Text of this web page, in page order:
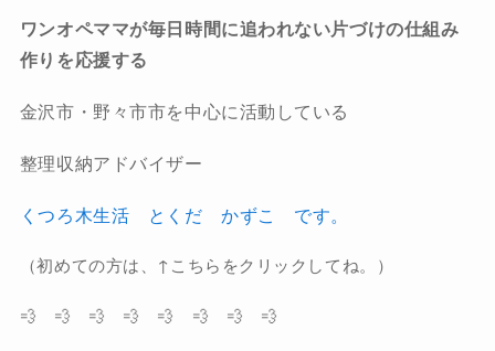
ワンオペママが毎日時間に追われない片づけの仕組み
作りを応援する
金沢市・野々市市を中心に活動している
整理収納アドバイザー
くつろ木生活 とくだ かずこ です。
（初めての方は、↑こちらをクリックしてね。）
💨 💨 💨 💨 💨 💨 💨 💨